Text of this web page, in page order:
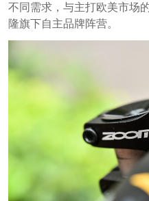
不同需求，与主打欧美市场
隆旗下自主品牌阵营。